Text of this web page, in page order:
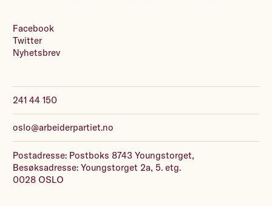
241 44 150
oslo@arbeiderpartiet.no
Postadresse: Postboks 8743 Youngstorget,
Besøksadresse: Youngstorget 2a, 5. etg.
0028 OSLO
Facebook
Twitter
Nyhetsbrev